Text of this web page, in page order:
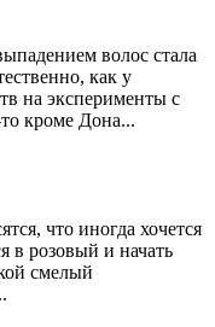
волос стала
как у
на эксперименты с
то кроме Дона...
что иногда хочется
в розовый и начать
смелый